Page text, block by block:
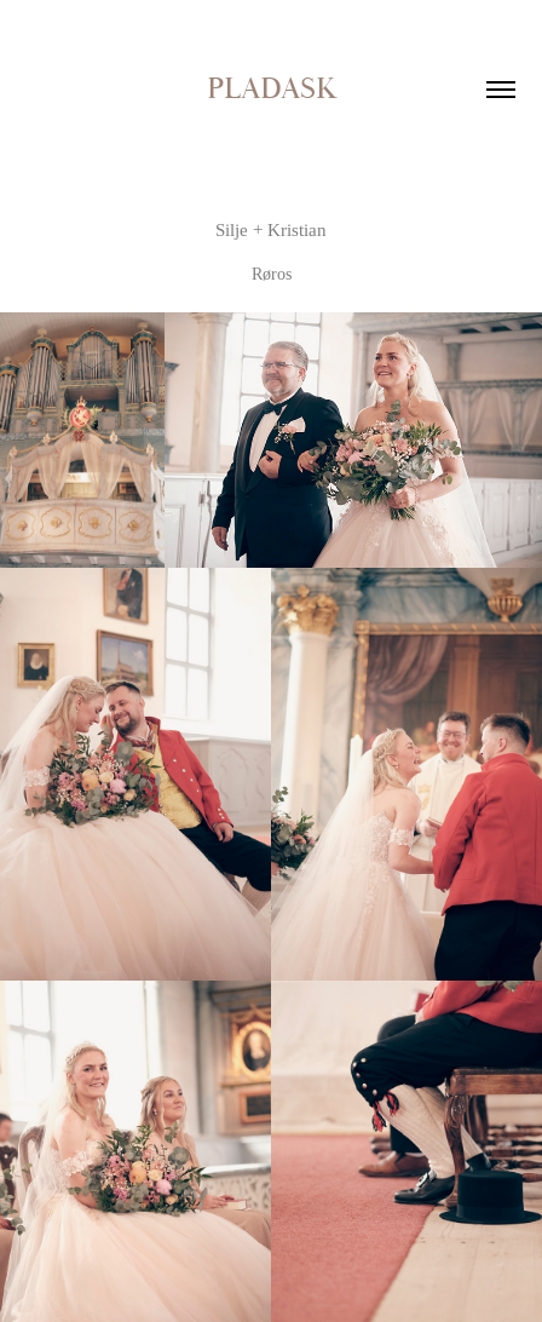
PLADASK
Silje + Kristian
Røros